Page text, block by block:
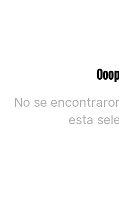
No se
esta